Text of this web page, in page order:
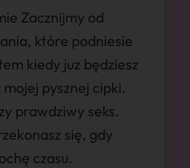
Zacznijmy od
które podniesie
kiedy juz będziesz
pysznej cipki.
prawdziwy seks.
się, gdy
czasu.